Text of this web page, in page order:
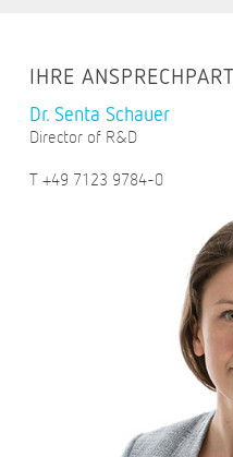
IHRE
Dr. Senta Schauer
Director of R&D
T +49 7123 9784-0